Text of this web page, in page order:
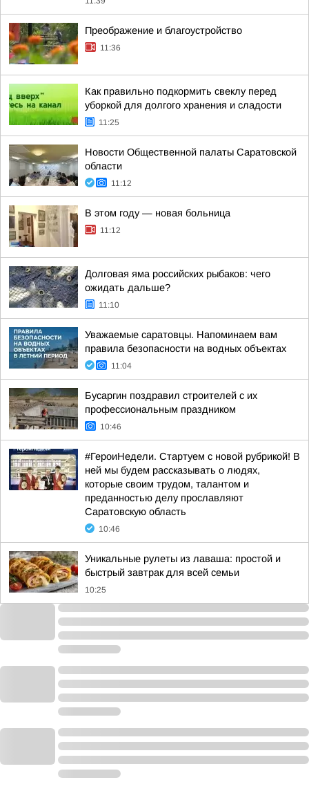
Преображение и благоустройство
11:36
Как правильно подкормить свеклу перед
уборкой для долгого хранения и сладости
11:25
Новости Общественной палаты Саратовской
области
11:12
В этом году — новая больница
11:12
Долговая яма российских рыбаков: чего
ожидать дальше?
11:10
Уважаемые саратовцы. Напоминаем вам
правила безопасности на водных объектах
11:04
Бусаргин поздравил строителей с их
профессиональным праздником
10:46
#ГероиНедели. Стартуем с новой рубрикой! В
ней мы будем рассказывать о людях,
которые своим трудом, талантом и
преданностью делу прославляют
Саратовскую область
10:46
Уникальные рулеты из лаваша: простой и
быстрый завтрак для всей семьи
10:25